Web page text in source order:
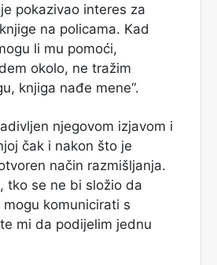
pokazivao interes za
na policama. Kad
li mu pomoći,
okolo, ne tražim
knjiga nađe mene“.
njegovom izjavom i
čak i nakon što je
način razmišljanja.
tko se ne bi složio da
komunicirati s
mi da podijelim jednu